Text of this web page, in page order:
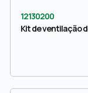
12130200
Kit de ventilação